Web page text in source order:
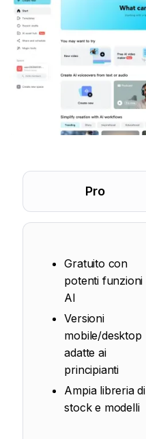
Pro
Gratuito con
potenti funzioni
AI
Versioni
mobile/desktop
adatte ai
principianti
Ampia libreria di
stock e modelli